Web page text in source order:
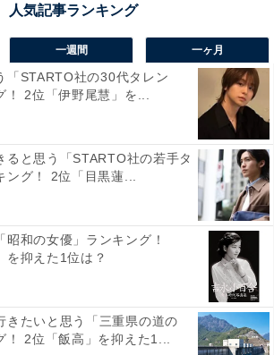
海道・30代女性）といった意見が上が
一週間 一ヶ月
「STARTO社の30代タレン
！ 2位「伊野尾慧」を...
ると思う「STARTO社の若手タ
ング！ 2位「目黒蓮...
昭和の女優」ランキング！
を抑えた1位は？
きたいと思う「三重県の道の
！ 2位「飯高」を抑えた1...